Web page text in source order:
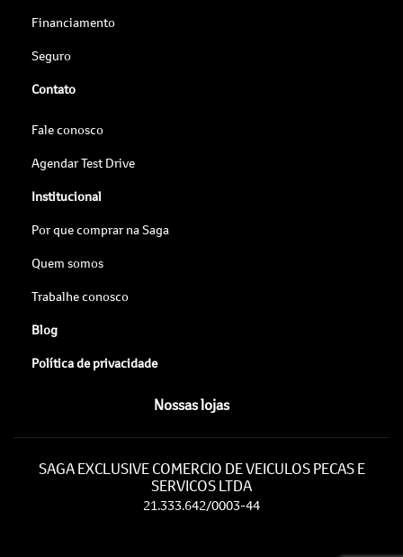
Financiamento
Seguro
Contato
Fale conosco
Agendar Test Drive
Institucional
Por que comprar na Saga
Quem somos
Trabalhe conosco
Blog
Política de privacidade
Nossas lojas
SAGA EXCLUSIVE COMERCIO DE VEICULOS PECAS E
SERVICOS LTDA
21.333.642/0003-44